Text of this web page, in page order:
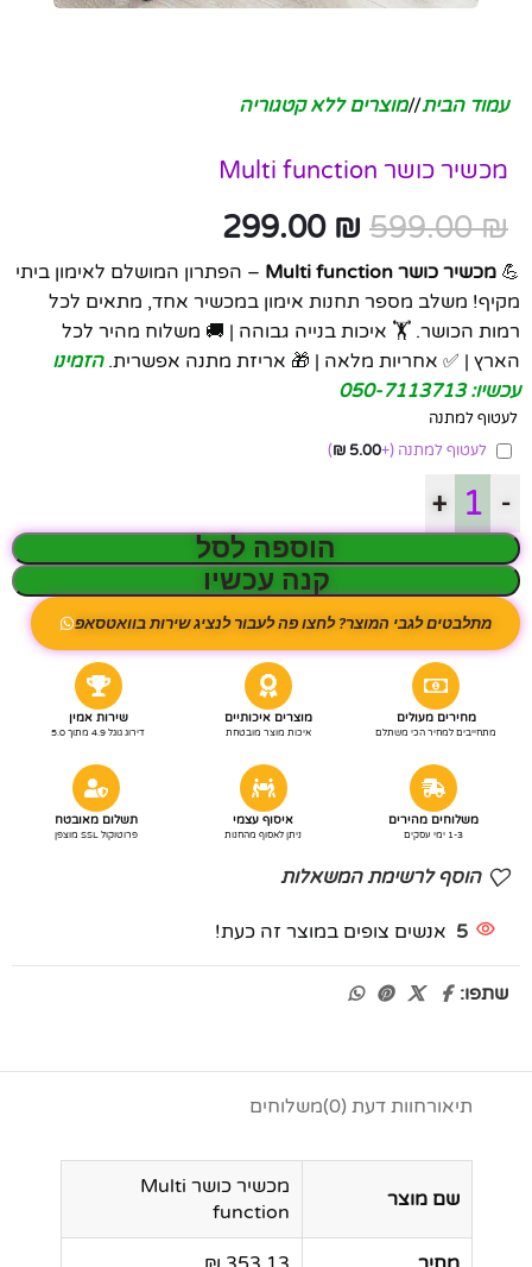
עמוד הבית/ מוצרים ללא קטגוריה
מכשיר כושר Multi function
599.00₪
299.00 ₪
💪 מכשיר כושר Multi function
– הפתרון המושלם לאימון ביתי
מקיף! משלב מספר תחנות אימון במכשיר אחד, מתאים לכל
רמות הכושר. 🏋️ איכות בנייה גבוהה | 🚚 משלוח מהיר לכל
הארץ | ✅ אחריות מלאה | 🎁 אריזת מתנה אפשרית.הזמינו
עכשיו: 050-7113713
לעטוף למתנה
לעטוף למתנה (+
5.00
₪
)
-
+
הוספה לסל
קנה עכשיו
מתלבטים לגבי המוצר? לחצו פה לעבור לנציג שירות בוואטסאפ
מחירים מעולים
מתחייבים למחיר הכי משתלם
מוצרים איכותיים
איכות מוצר מובטחת
שירות אמין
דירוג גוגל 4.9 מתוך 5.0
משלוחים מהירים
1-3 ימי עסקים
איסוף עצמי
ניתן לאסוף מהחנות
תשלום מאובטח
פרוטוקול SSL מוצפן
הוסף לרשימת המשאלות
5 אנשים צופים במוצר זה כעת!
שתפו:
תיאורחוות דעת (0) משלוחים
שם מוצר
מכשיר כושר Multi
function